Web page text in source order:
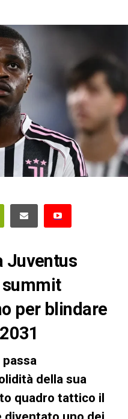
Juventus
summit
per blindare
della sua
quadro tattico il